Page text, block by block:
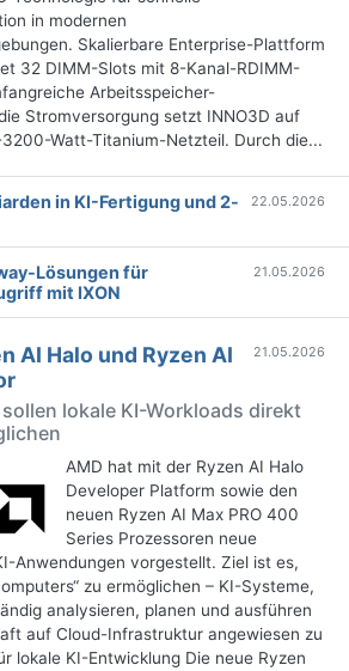
in modernen
Skalierbare Enterprise-Plattform
32 DIMM-Slots mit 8-Kanal-RDIMM-
Arbeitsspeicher-
Stromversorgung setzt INNO3D auf
Watt-Titanium-Netzteil. Durch die...
in KI-Fertigung und 2-
22.05.2026
Lösungen für
mit IXON
21.05.2026
21.05.2026
AI Halo und Ryzen AI
lokale KI-Workloads direkt
AMD hat mit der Ryzen AI Halo
Developer Platform sowie den
neuen Ryzen AI Max PRO 400
Series Prozessoren neue
Anwendungen vorgestellt. Ziel ist es,
zu ermöglichen – KI-Systeme,
analysieren, planen und ausführen
auf Cloud-Infrastruktur angewiesen zu
lokale KI-Entwicklung Die neue Ryzen